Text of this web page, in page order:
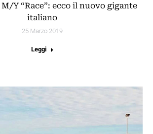
Y “Race”: ecco il nuovo gigante
italiano
25 Marzo 2019
Leggi